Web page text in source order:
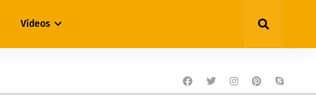
Vídeos